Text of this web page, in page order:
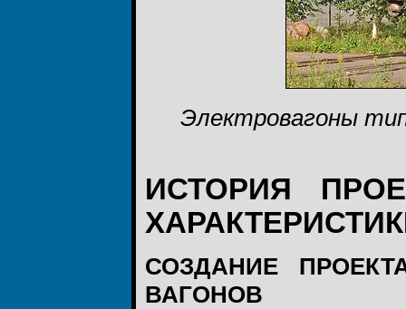
Электровагоны
ИСТОРИЯ
СОЗДАНИЕ
ВАГОНОВ